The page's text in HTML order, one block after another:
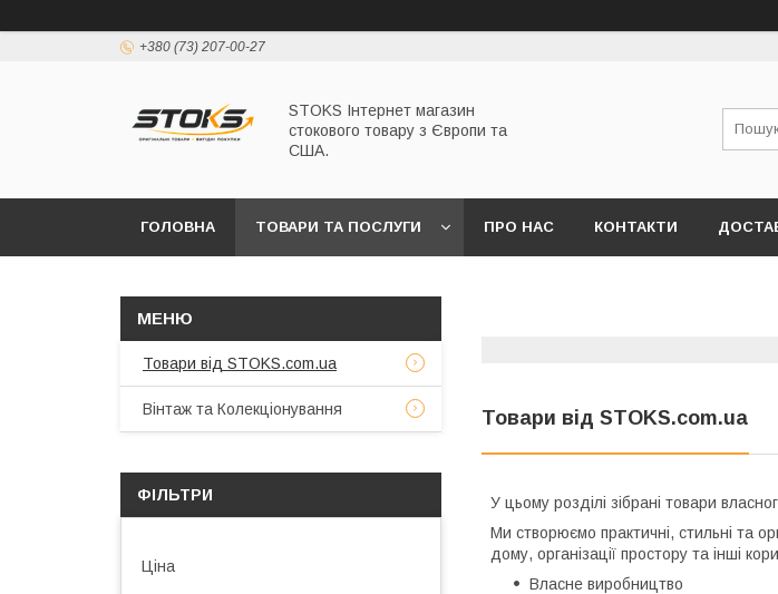
+380 (73) 207-00-27
STOKS Інтернет магазин
стокового товару з Європи та
США.
ГОЛОВНА ТОВАРИ ТА ПОСЛУГИ ПРО НАС КОНТАКТИ
Товари від STOKS.com.ua
У цьому розділі зібрані товари
Ми створюємо практичні, стильні та
дому, організації простору та інші
Власне виробництво
Товари від STOKS.com.ua
Вінтаж та Колекціонування
ФІЛЬТРИ
Ціна